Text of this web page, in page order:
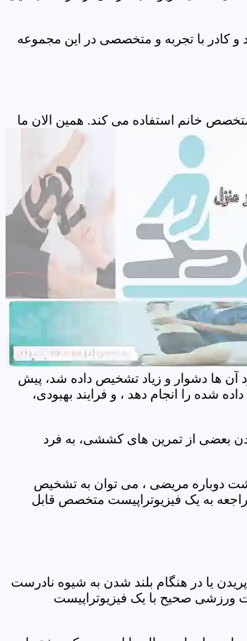
و کادر با تجربه و متخصصی در این مجموعه
خانم استفاده می کند. همین الان ما
آن ها دشوار و زیاد تشخیص داده شد، پیش
شده را انجام دهد ، و فرایند بهبودی،
بعضی از تمرین های کششی، به فرد
دوباره مریضی ، می توان به تشخیص
به یک فیزیوتراپیست متخصص قابل
یا در هنگام بلند شدن به شیوه نادرست
ورزشی صحیح با یک فیزیوتراپیست